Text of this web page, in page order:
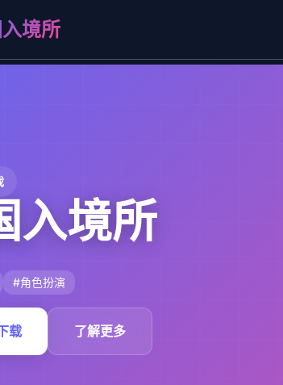
境所
入境所
#角色扮演
载 了解更多